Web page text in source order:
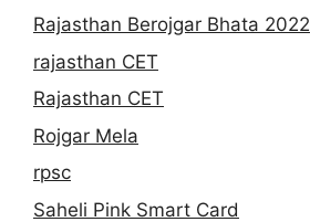
Rajasthan Berojgar Bhata 2022
rajasthan CET
Rajasthan CET
Rojgar Mela
rpsc
Saheli Pink Smart Card